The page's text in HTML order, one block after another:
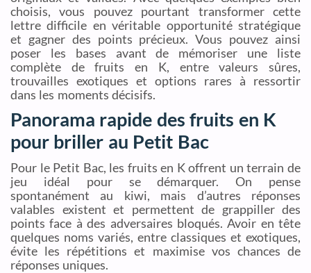
choisis, vous pouvez pourtant transformer cette
lettre difficile en véritable opportunité stratégique
et gagner des points précieux. Vous pouvez ainsi
poser les bases avant de mémoriser une liste
complète de fruits en K, entre valeurs sûres,
trouvailles exotiques et options rares à ressortir
dans les moments décisifs.
Panorama rapide des fruits en K
pour briller au Petit Bac
Pour le Petit Bac, les fruits en K offrent un terrain de
jeu idéal pour se démarquer. On pense
spontanément au kiwi, mais d’autres réponses
valables existent et permettent de grappiller des
points face à des adversaires bloqués. Avoir en tête
quelques noms variés, entre classiques et exotiques,
évite les répétitions et maximise vos chances de
réponses uniques.